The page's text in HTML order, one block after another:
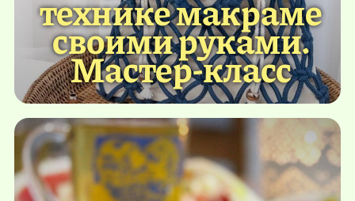
технике макраме
своими руками.
Мастер-класс